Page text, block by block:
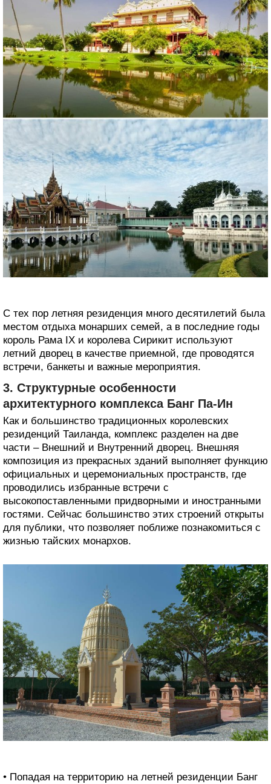
С тех пор летняя резиденция много десятилетий была
местом отдыха монарших семей, а в последние годы
король Рама IX и королева Сирикит используют
летний дворец в качестве приемной, где проводятся
встречи, банкеты и важные мероприятия.
3. Структурные особенности
архитектурного комплекса Банг Па-Ин
Как и большинство традиционных королевских
резиденций Таиланда, комплекс разделен на две
части – Внешний и Внутренний дворец. Внешняя
композиция из прекрасных зданий выполняет функцию
официальных и церемониальных пространств, где
проводились избранные встречи с
высокопоставленными придворными и иностранными
гостями. Сейчас большинство этих строений открыты
для публики, что позволяет поближе познакомиться с
жизнью тайских монархов.
• Попадая на территорию на летней резиденции Банг